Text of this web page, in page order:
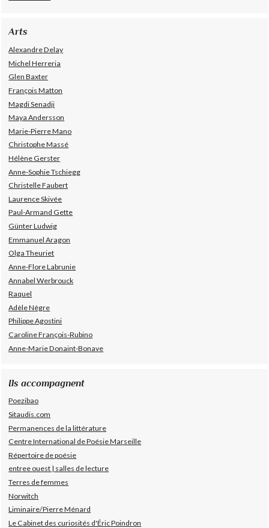
Arts
Alexandre Delay
Michel Herreria
Glen Baxter
François Matton
Magdi Senadji
Maya Andersson
Marie-Pierre Mano
Christophe Massé
Hélène Gerster
Anne-Sophie Tschiegg
Christelle Faubert
Laurence Skivée
Paul-Armand Gette
Günter Ludwig
Emmanuel Aragon
Olga Theuriet
Anne-Flore Labrunie
Annabel Werbrouck
Raquel
Adèle Nègre
Philippe Agostini
Caroline François-Rubino
Anne-Marie Donaint-Bonave
Ils accompagnent
Poezibao
Sitaudis.com
Permanences de la littérature
Centre International de Poésie Marseille
Répertoire de poésie
entree ouest | salles de lecture
Terres de femmes
Norwitch
Liminaire/Pierre Ménard
Le Cabinet des curiosités d'Éric Poindron